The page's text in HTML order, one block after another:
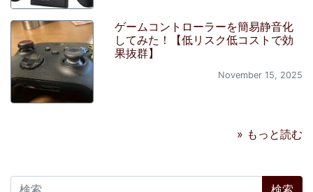
ゲームコントローラーを簡易静音化
してみた！【低リスク低コストで効
果抜群】
November 15, 2025
» もっと読む
検索: